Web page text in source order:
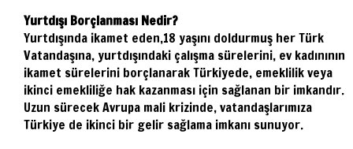
Yurtdışı Borçlanması Nedir?
Yurtdışında ikamet eden,18 yaşını doldurmuş her Türk
Vatandaşına, yurtdışındaki çalışma sürelerini, ev kadınının
ikamet sürelerini borçlanarak Türkiyede, emeklilik veya
ikinci emekliliğe hak kazanması için sağlanan bir imkandır.
Uzun sürecek Avrupa mali krizinde, vatandaşlarımıza
Türkiye de ikinci bir gelir sağlama imkanı sunuyor.